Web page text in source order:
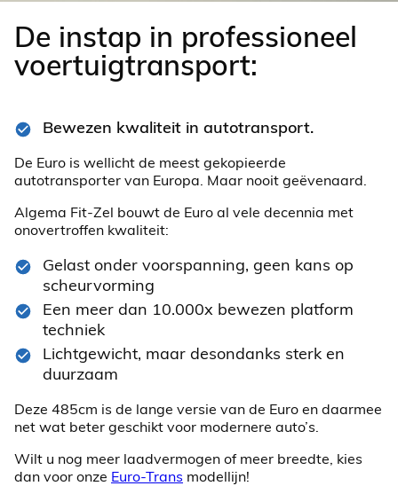
De instap in professioneel
voertuigtransport:
Bewezen kwaliteit in autotransport.
De Euro is wellicht de meest gekopieerde
autotransporter van Europa. Maar nooit geëvenaard.
Algema Fit-Zel bouwt de Euro al vele decennia met
onovertroffen kwaliteit:
Gelast onder voorspanning, geen kans op
scheurvorming
Een meer dan 10.000x bewezen platform
techniek
Lichtgewicht, maar desondanks sterk en
duurzaam
Deze 485cm is de lange versie van de Euro en daarmee
net wat beter geschikt voor modernere auto’s.
Wilt u nog meer laadvermogen of meer breedte, kies
dan voor onze Euro-Trans modellijn!